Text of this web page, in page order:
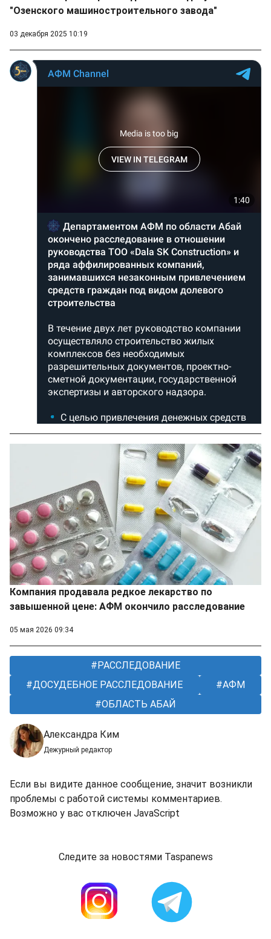
"Озенского машиностроительного завода"
03 декабря 2025 10:19
Компания продавала редкое лекарство по
завышенной цене: АФМ окончило расследование
05 мая 2026 09:34
РАССЛЕДОВАНИЕ
ДОСУДЕБНОЕ РАССЛЕДОВАНИЕ
АФМ
ОБЛАСТЬ АБАЙ
Александра Ким
Дежурный редактор
Если вы видите данное сообщение, значит возникли
проблемы с работой системы комментариев.
Возможно у вас отключен JavaScript
Следите за новостями Taspanews